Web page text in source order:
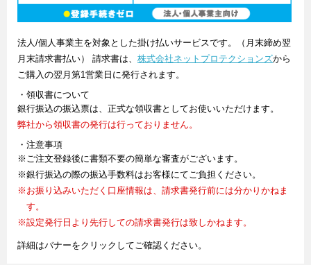
法人/個人事業主を対象とした掛け払いサービスです。（月末締め翌
月末請求書払い） 請求書は、 株式会社ネットプロテクションズから
ご購入の翌月第1営業日に発行されます。
・領収書について
銀行振込の振込票は、正式な領収書としてお使いいただけます。
弊社から領収書の発行は行っておりません。
・注意事項
※ご注文登録後に書類不要の簡単な審査がございます。
※銀行振込の際の振込手数料はお客様にてご負担ください。
※お振り込みいただく口座情報は、請求書発行前には分かりかねま
す。
※設定発行日より先行しての請求書発行は致しかねます。
詳細はバナーをクリックしてご確認ください。